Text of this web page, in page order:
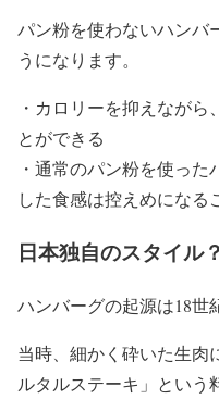
パン粉を使わないハンバ
うになります。
・カロリーを抑えなが
とができる
・通常のパン粉を使っ
した食感は控えめになる
日本独自のスタイル
ハンバーグの起源は18世
当時、細かく砕いた生肉
ルタルステーキ」という